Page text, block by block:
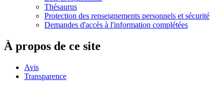
Thésaurus
Protection des renseignements personnels et sécurité
Demandes d'accès à l'information complétées
À propos de ce site
Avis
Transparence